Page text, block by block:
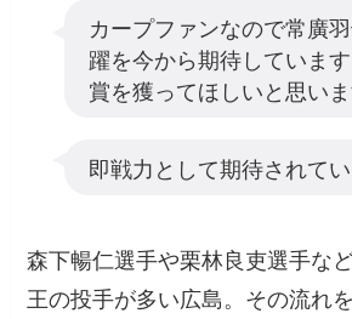
カープファンなので常廣
躍を今から期待していま
賞を獲ってほしいと思い
即戦力として期待されて
森下暢仁選手や栗林良吏選手な
王の投手が多い広島。その流れ